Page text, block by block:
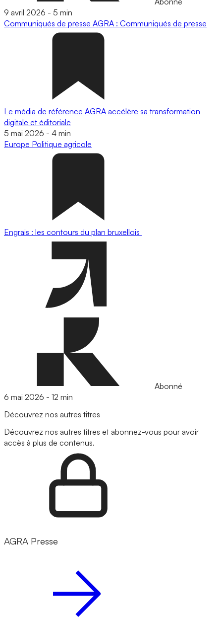
9 avril 2026 - 5 min
Communiqués de presse AGRA : Communiqués de presse
Le média de référence AGRA accélère sa transformation
digitale et éditoriale
5 mai 2026 - 4 min
Europe Politique agricole
Engrais : les contours du plan bruxellois
Abonné
6 mai 2026 - 12 min
Découvrez nos autres titres
Découvrez nos autres titres et abonnez-vous pour avoir
accès à plus de contenus.
AGRA Presse